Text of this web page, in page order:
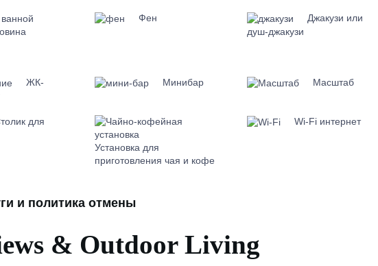
Фен
Джакузи или
душ-джакузи
ЖК-
Минибар Масштаб
для
Установка для
приготовления чая и кофе
Wi-Fi интернет
и политика отмены
& Outdoor Living